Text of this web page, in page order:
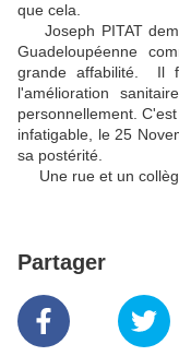
que cela.
Joseph PITAT
Guadeloupéenne
grande affabilité. Il
l'amélioration
personnellement.
infatigable, le 25
sa postérité.
Une rue et un
Partager